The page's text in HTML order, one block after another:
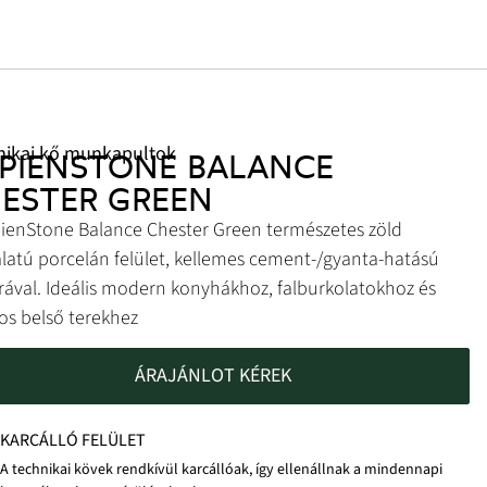
kő munkapultok BALANCE
GREEN
Balance Chester Green természetes zöld
porcelán felület, kellemes cement-/gyanta-hatású
Ideális modern konyhákhoz, falburkolatokhoz és
belső terekhez
ÁRAJÁNLOT KÉREK
KARCÁLLÓ FELÜLET
A technikai kövek rendkívül karcállóak, így ellenállnak a mindennapi